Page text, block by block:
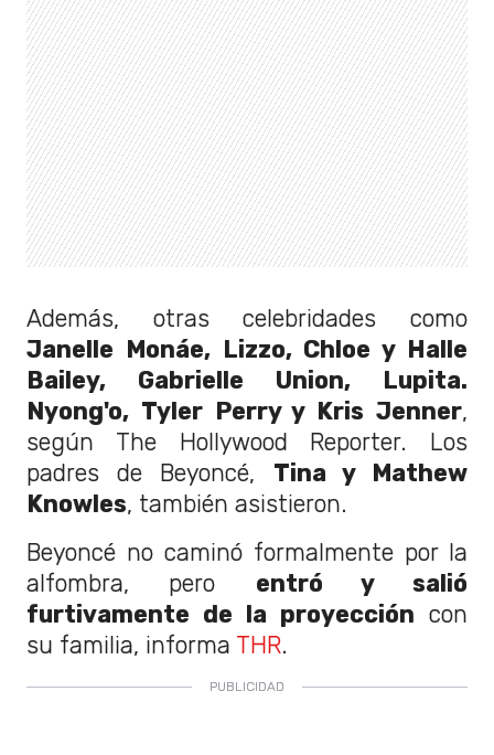
Además, otras celebridades como
Janelle Monáe, Lizzo, Chloe y Halle
Bailey, Gabrielle Union, Lupita.
Nyong'o, Tyler Perry y Kris Jenner,
según The Hollywood Reporter. Los
padres de Beyoncé, Tina y Mathew
Knowles, también asistieron.
Beyoncé no caminó formalmente por la
alfombra, pero entró y salió
furtivamente de la proyección con
su familia, informa THR.